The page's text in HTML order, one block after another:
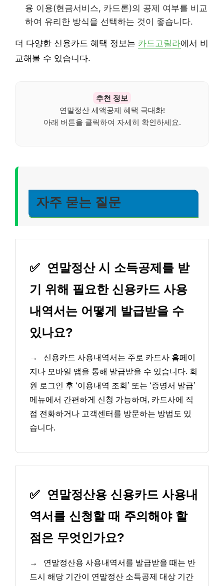
융 이용(현금서비스, 카드론)의 공제 여부를 비교
하여 유리한 방식을 선택하는 것이 좋습니다.
더 다양한 신용카드 혜택 정보는 카드고릴라에서 비
교해볼 수 있습니다.
추천 정보
연말정산 세액공제 혜택 극대화!
아래 버튼을 클릭하여 자세히 확인하세요.
자주 묻는 질문
✅
연말정산 시 소득공제를 받
기 위해 필요한 신용카드 사용
내역서는 어떻게 발급받을 수
있나요?
→
신용카드 사용내역서는 주로 카드사 홈페이
지나 모바일 앱을 통해 발급받을 수 있습니다. 회
원 로그인 후 ‘이용내역 조회’ 또는 ‘증명서 발급’
메뉴에서 간편하게 신청 가능하며, 카드사에 직
접 전화하거나 고객센터를 방문하는 방법도 있
습니다.
✅
연말정산용 신용카드 사용내
역서를 신청할 때 주의해야 할
점은 무엇인가요?
→
연말정산용 사용내역서를 발급받을 때는 반
드시 해당 기간이 연말정산 소득공제 대상 기간